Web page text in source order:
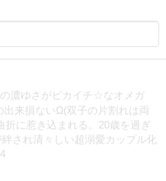
濃ゆさがピカイチ☆なオメガ
来損ないΩ(双子の片割れは両
に惹き込まれる。20歳を過ぎ
され清々しい超溺愛カップル化